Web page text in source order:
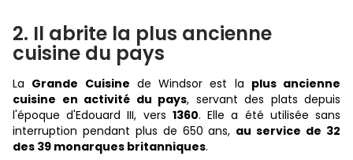
2. Il abrite la plus ancienne
cuisine du pays
La Grande Cuisine de Windsor est la plus ancienne
cuisine en activité du pays, servant des plats depuis
l'époque d'Edouard III, vers 1360. Elle a été utilisée sans
interruption pendant plus de 650 ans, au service de 32
des 39 monarques britanniques.